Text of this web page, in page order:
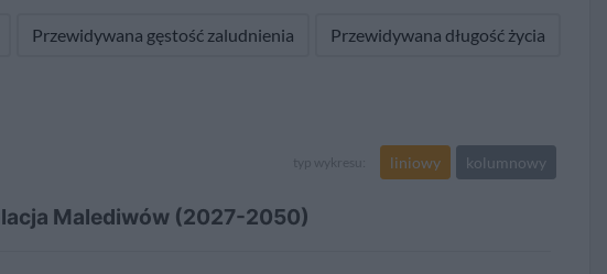
Przewidywana gęstość zaludnienia Przewidywana długość życia
typ wykresu: liniowy kolumnowy
Malediwów (2027-2050)